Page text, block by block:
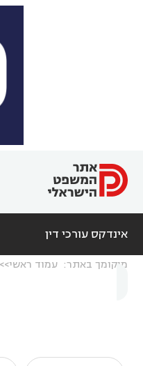
אינדקס עורכי דין
מיקומך באתר: עמוד ראשי